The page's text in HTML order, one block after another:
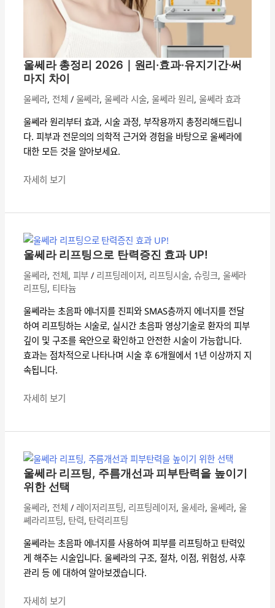
울쎄라 총정리 2026｜원리·효과·유지기간·써
마지 차이
울쎄라, 전체 / 울쎄라,울쎄라 시술, 울쎄라 원리, 울쎄라 효과
울쎄라 원리부터 효과, 시술 과정, 부작용까지 총정리해드립니
다. 피부과 전문의의 의학적 근거와 경험을 바탕으로 울쎄라에
대한 모든 것을 알아보세요.
간
·
써
지
차
이
자세히 보기
울쎄라 리프팅으로 탄력증진 효과 UP!
울쎄라, 전체, 피부 / 리프팅레이저, 리프팅시술, 슈링크, 울쎄라
리프팅, 티타늄
울쎄라는 초음파 에너지를 진피와 SMAS층까지 에너지를 전달
하여 리프팅하는 시술로, 실시간 초음파 영상기술로 환자의 피부
깊이 및 구조를 육안으로 확인하고 안전한 시술이 가능합니다.
효과는 점차적으로 나타나며 시술 후 6개월에서 1년 이상까지 지
속됩니다.
쎄
라
리
프
팅
으
로
탄
력
증
효
자세히 보기
울쎄라 리프팅, 주름개선과 피부탄력을 높이기
위한 선택
울쎄라, 전체 / 레이저리프팅, 리프팅레이저, 울세라, 울쎄라, 울
쎼라리프팅, 탄력, 탄력리프팅
울쎄라는 초음파 에너지를 사용하여 피부를 리프팅하고 탄력있
게 해주는 시술입니다. 울쎄라의 구조, 절차, 이점, 위험성, 사후
관리 등 에 대하여 알아보겠습니다.
쎄
라
리
팅,
주
름
개
선
피
자세히 보기